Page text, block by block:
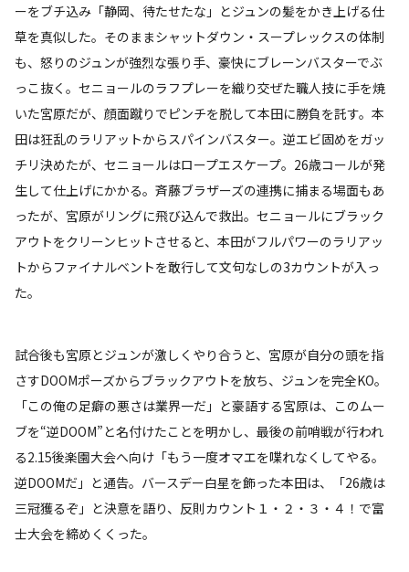
ーをブチ込み「静岡、待たせたな」とジュンの髪をかき上げる仕
草を真似した。そのままシャットダウン・スープレックスの体制
も、怒りのジュンが強烈な張り手、豪快にブレーンバスターでぶ
っこ抜く。セニョールのラフプレーを織り交ぜた職人技に手を焼
いた宮原だが、顔面蹴りでピンチを脱して本田に勝負を託す。本
田は狂乱のラリアットからスパインバスター。逆エビ固めをガッ
チリ決めたが、セニョールはロープエスケープ。26歳コールが発
生して仕上げにかかる。斉藤ブラザーズの連携に捕まる場面もあ
ったが、宮原がリングに飛び込んで救出。セニョールにブラック
アウトをクリーンヒットさせると、本田がフルパワーのラリアッ
トからファイナルベントを敢行して文句なしの3カウントが入っ
た。
試合後も宮原とジュンが激しくやり合うと、宮原が自分の頭を指
さすDOOMポーズからブラックアウトを放ち、ジュンを完全KO。
「この俺の足癖の悪さは業界一だ」と豪語する宮原は、このムー
ブを“逆DOOM”と名付けたことを明かし、最後の前哨戦が行われ
る2.15後楽園大会へ向け「もう一度オマエを喋れなくしてやる。
逆DOOMだ」と通告。バースデー白星を飾った本田は、「26歳は
三冠獲るぞ」と決意を語り、反則カウント１・２・３・４！で富
士大会を締めくくった。